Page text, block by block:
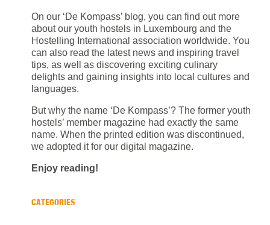
On our ‘De Kompass’ blog, you can find out more
about our youth hostels in Luxembourg and the
Hostelling International association worldwide. You
can also read the latest news and inspiring travel
tips, as well as discovering exciting culinary
delights and gaining insights into local cultures and
languages.
But why the name ‘De Kompass’? The former youth
hostels’ member magazine had exactly the same
name. When the printed edition was discontinued,
we adopted it for our digital magazine.
Enjoy reading!
CATEGORIES